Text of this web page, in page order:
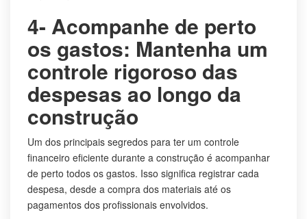
4- Acompanhe de perto
os gastos: Mantenha um
controle rigoroso das
despesas ao longo da
construção
Um dos principais segredos para ter um controle
financeiro eficiente durante a construção é acompanhar
de perto todos os gastos. Isso significa registrar cada
despesa, desde a compra dos materiais até os
pagamentos dos profissionais envolvidos.